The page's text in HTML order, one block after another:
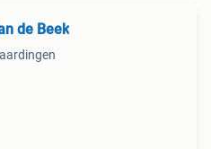
de Beek